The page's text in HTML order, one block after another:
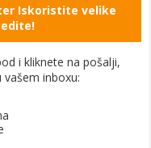
Iskoristite velike
i kliknete na pošalji,
inboxu: